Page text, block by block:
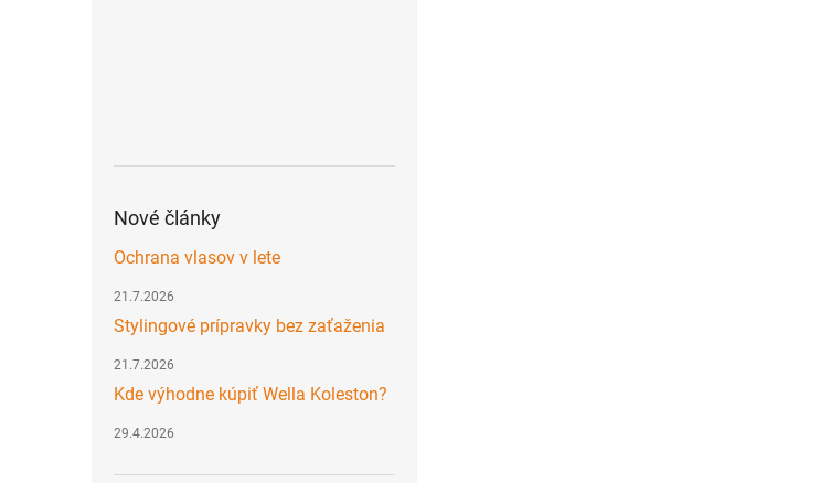
Nové články
Ochrana vlasov v lete
21.7.2026
Stylingové prípravky bez zaťaženia
21.7.2026
Kde výhodne kúpiť Wella Koleston?
29.4.2026